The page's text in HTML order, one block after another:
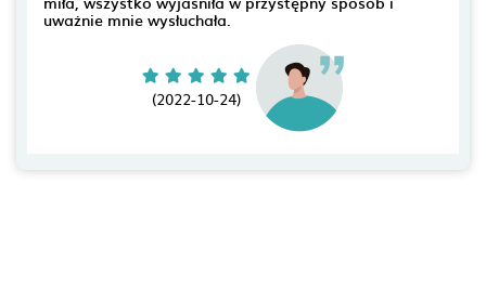
uważnie mnie wysłuchała.
(2022-10-24)